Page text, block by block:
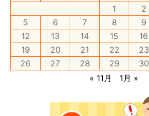
1
2
5
6 7 8 9
12
13 14 15 16
19
20 21 22 23
26
27 28 29 30
« 11月
1月 »